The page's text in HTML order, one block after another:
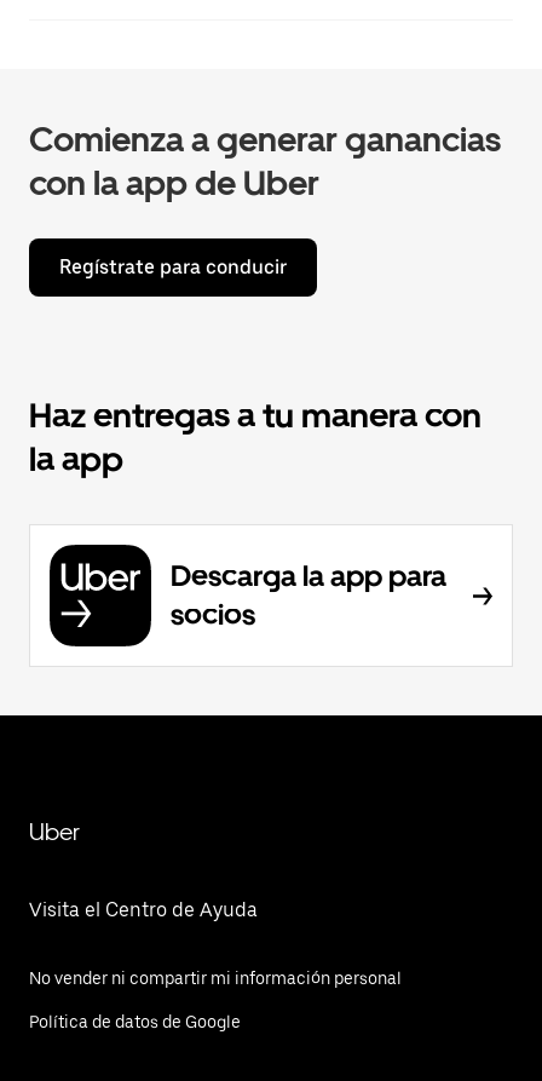
Comienza a generar ganancias
con la app de Uber
Regístrate para conducir
Haz entregas a tu manera con
la app
Descarga la app para
socios
Uber
Visita el Centro de Ayuda
No vender ni compartir mi información personal
Política de datos de Google